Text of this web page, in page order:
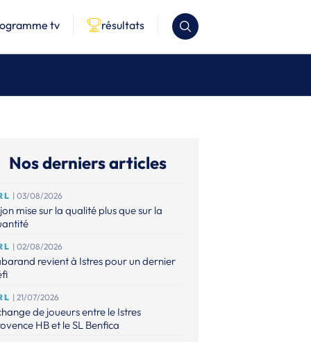
tv résultats
Nos derniers articles
| 03/08/2026
mise sur la qualité plus que sur la
| 02/08/2026
revient à Istres pour un dernier
| 21/07/2026
de joueurs entre le Istres
HB et le SL Benfica